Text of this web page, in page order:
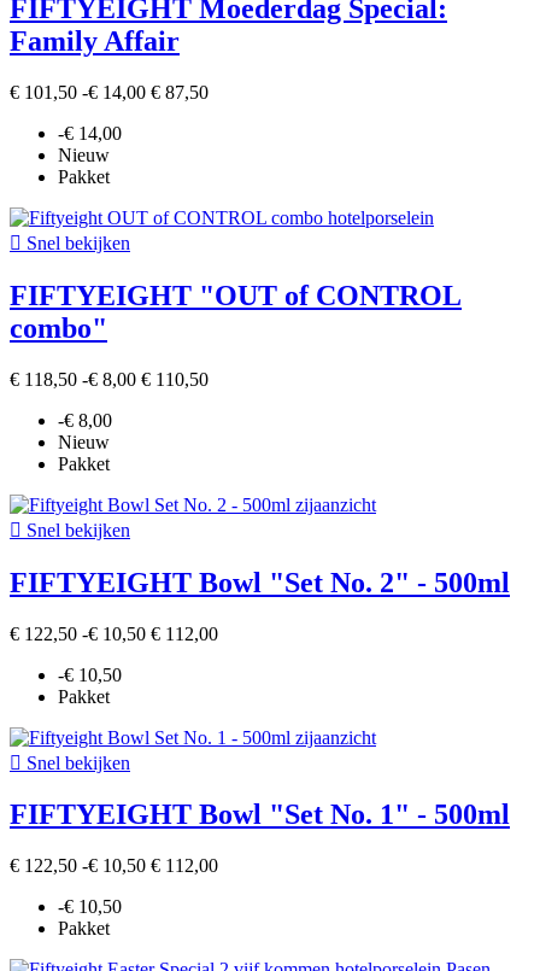
FIFTYEIGHT Moederdag Special:
Family Affair
€ 101,50 -€ 14,00 € 87,50
-€ 14,00
Nieuw
Pakket
 Snel bekijken
FIFTYEIGHT "OUT of CONTROL
combo"
€ 118,50 -€ 8,00 € 110,50
-€ 8,00
Nieuw
Pakket
 Snel bekijken
FIFTYEIGHT Bowl "Set No. 2" - 500ml
€ 122,50 -€ 10,50 € 112,00
-€ 10,50
Pakket
 Snel bekijken
FIFTYEIGHT Bowl "Set No. 1" - 500ml
€ 122,50 -€ 10,50 € 112,00
-€ 10,50
Pakket